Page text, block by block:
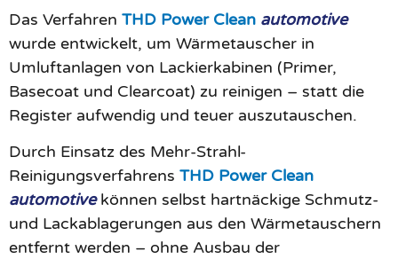
Das Verfahren THD Power Clean automotive
wurde entwickelt, um Wärmetauscher in
Umluftanlagen von Lackierkabinen (Primer,
Basecoat und Clearcoat) zu reinigen – statt die
Register aufwendig und teuer auszutauschen.
Durch Einsatz des Mehr-Strahl-
Reinigungsverfahrens THD Power Clean
automotivekönnen selbst hartnäckige Schmutz-
und Lackablagerungen aus den Wärmetauschern
entfernt werden – ohne Ausbau der